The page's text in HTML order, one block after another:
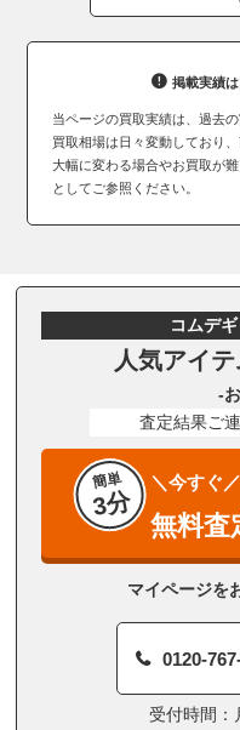
掲載実績
当ページの買取実績は、過去
買取相場は日々変動しており
大幅に変わる場合やお買取が
としてご参照ください。
コムデ
人気アイテ
-
査定結果ご
簡単
3分
＼今すぐ／
無料査
マイページを
0120-
受付時間：